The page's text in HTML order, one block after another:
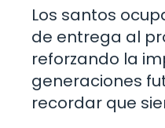
Los santos
de entrega al
reforzando la
generaciones
recordar que